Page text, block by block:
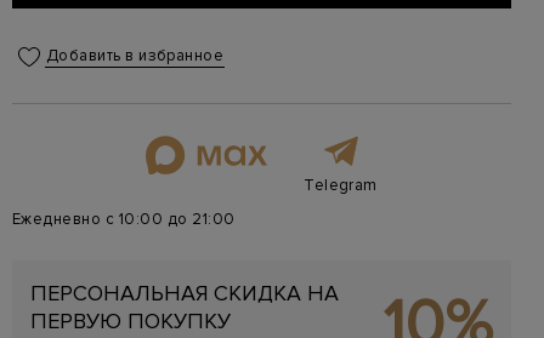
Добавить в избранное
Telegram
Ежедневно с 10:00 до 21:00
ПЕРСОНАЛЬНАЯ СКИДКА НА
ПЕРВУЮ ПОКУПКУ